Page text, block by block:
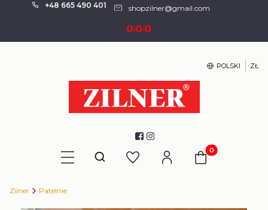
+48 665 490 401 shopzilner@gmail.com
0:0:0
POLSKI ZŁ
Otwórz wyszukiwarkę Produkty w
Zilner Patelnie